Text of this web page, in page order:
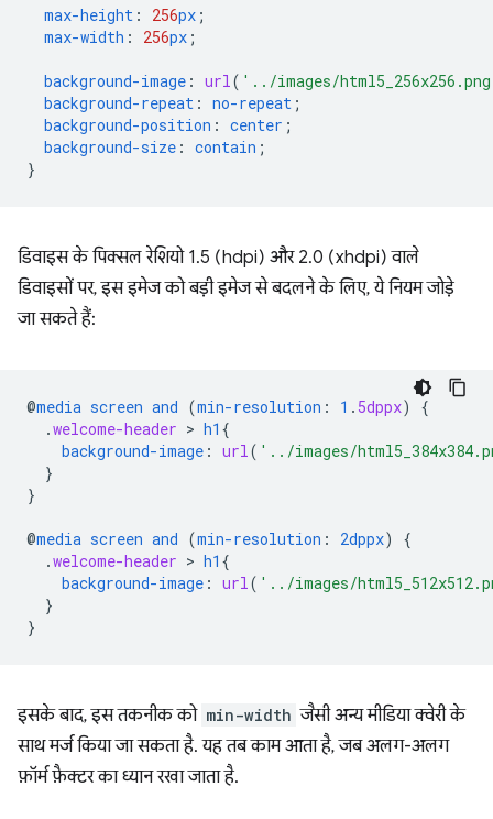
max-height : 256px ;
max-width : 256px ;
background-image : url( '../images/
background-repeat : no-repeat ;
background-position : center ;
background-size : contain ;
}
डिवाइस के पिक्सल रेशियो 1.5 (hdpi) और 2.0 (xhdpi) वाले
डिवाइसों पर, इस इमेज को बड़ी इमेज से बदलने के लिए, ये नियम जोड़े
जा सकते हैं:
@media screen and (min-resolution : 1 . 5dppx)
{
.welcome-header > h1 {
background-image : url( '../images/
}
}
@media screen and (min-resolution : 2dppx)
{
.welcome-header > h1 {
background-image : url( '../images/
}
}
इसके बाद, इस तकनीक को min-width जैसी अन्य मीडिया क्वेरी के
साथ मर्ज किया जा सकता है. यह तब काम आता है, जब अलग-अलग
फ़ॉर्म फ़ैक्टर का ध्यान रखा जाता है.